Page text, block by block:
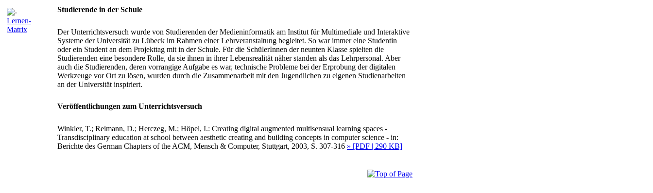
Lernen-
Matrix
Studierende in der Schule
Der Unterrichtsversuch wurde von Studierenden der Medieninformatik am Institut für Multimediale und Interaktive
Systeme der Universität zu Lübeck im Rahmen einer Lehrveranstaltung begleitet. So war immer eine Studentin
oder ein Student an dem Projekttag mit in der Schule. Für die SchülerInnen der neunten Klasse spielten die
Studierenden eine besondere Rolle, da sie ihnen in ihrer Lebensrealität näher standen als das Lehrpersonal. Aber
auch die Studierenden, deren vorrangige Aufgabe es war, technische Probleme bei der Erprobung der digitalen
Werkzeuge vor Ort zu lösen, wurden durch die Zusammenarbeit mit den Jugendlichen zu eigenen Studienarbeiten
an der Universität inspiriert.
Veröffentlichungen zum Unterrichtsversuch
Winkler, T.; Reimann, D.; Herczeg, M.; Höpel, I.: Creating digital augmented multisensual learning spaces -
Transdisciplinary education at school between aesthetic creating and building concepts in computer science - in:
Berichte des German Chapters of the ACM, Mensch & Computer, Stuttgart, 2003, S. 307-316 » [PDF | 290 KB]